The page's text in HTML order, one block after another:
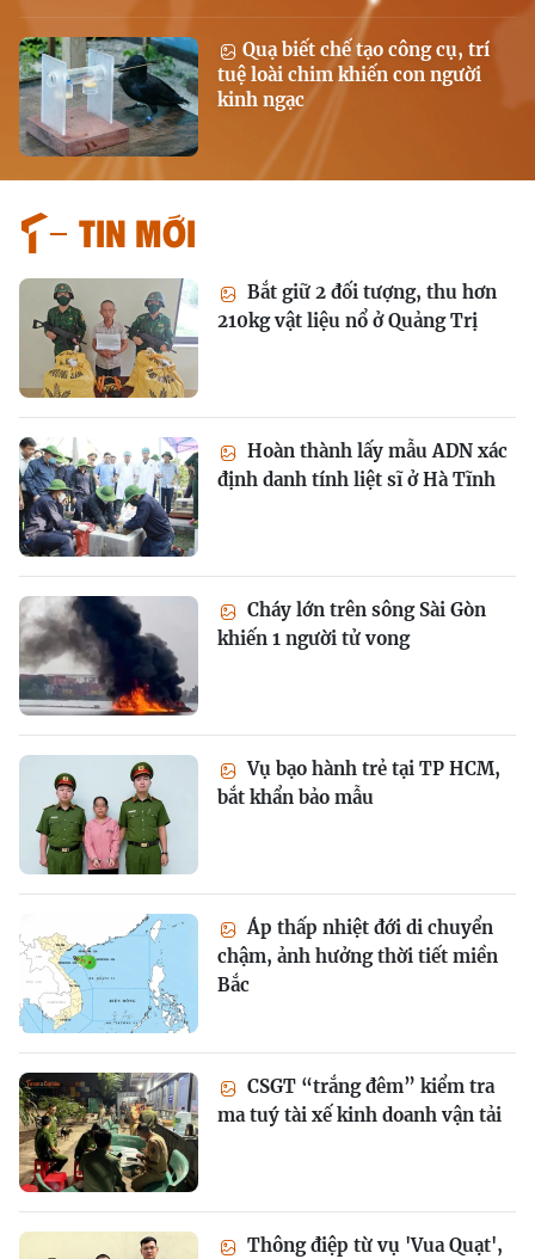
Quạ biết chế tạo công cụ, trí
tuệ loài chim khiến con người
kinh ngạc
Tin mới
Bắt giữ 2 đối tượng, thu hơn
210kg vật liệu nổ ở Quảng Trị
Hoàn thành lấy mẫu ADN xác
định danh tính liệt sĩ ở Hà Tĩnh
Cháy lớn trên sông Sài Gòn
khiến 1 người tử vong
Vụ bạo hành trẻ tại TP HCM,
bắt khẩn bảo mẫu
Áp thấp nhiệt đới di chuyển
chậm, ảnh hưởng thời tiết miền
Bắc
CSGT “trắng đêm” kiểm tra
ma tuý tài xế kinh doanh vận tải
Thông điệp từ vụ 'Vua Quạt',